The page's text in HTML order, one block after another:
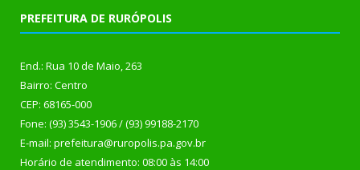
PREFEITURA DE RURÓPOLIS
End.: Rua 10 de Maio, 263
Bairro: Centro
CEP: 68165-000
Fone: (93) 3543-1906 / (93) 99188-2170
E-mail: prefeitura@ruropolis.pa.gov.br
Horário de atendimento: 08:00 às 14:00